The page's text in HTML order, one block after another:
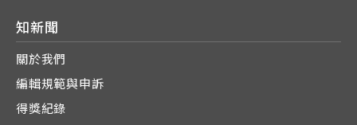
知新聞
關於我們
編輯規範與申訴
得獎紀錄